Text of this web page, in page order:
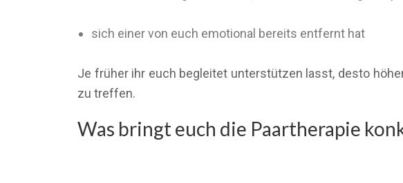
sich einer von euch emotional bereits entfernt hat
Je früher ihr euch begleitet unterstützen lasst, desto
zu treffen.
Was bringt euch die Paartherapie